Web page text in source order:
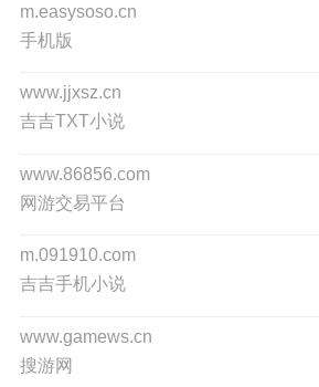
m.easysoso.cn
手机版
www.jjxsz.cn
吉吉TXT小说
www.86856.com
网游交易平台
m.091910.com
吉吉手机小说
www.gamews.cn
搜游网